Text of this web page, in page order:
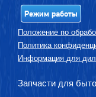
Режим работы
Положение по
Политика
Информация для
Запчасти для